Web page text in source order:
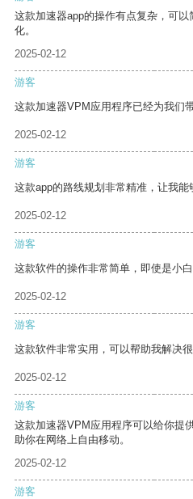
这款加速器app的操作有点复杂，可
化。
2025-02-12
游客
这款加速器VPM应用程序已经为我们
2025-02-12
游客
这款app的路线规划非常精准，让我能
2025-02-12
游客
这款软件的操作非常简单，即使是小白
2025-02-12
游客
这款软件非常实用，可以帮助我解决很
2025-02-12
游客
这款加速器VPM应用程序可以给你提
助你在网络上自由移动。
2025-02-12
游客